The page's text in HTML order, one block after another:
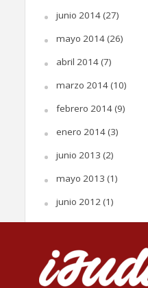
junio 2014(27)
mayo 2014(26)
abril 2014(7)
marzo 2014(10)
febrero 2014(9)
enero 2014(3)
junio 2013 (2)
mayo 2013 (1)
junio 2012(1)